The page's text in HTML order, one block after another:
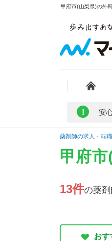
甲府市(山梨県)の外
! 安
薬剤師の求人・転
甲府
13件の薬剤
おす